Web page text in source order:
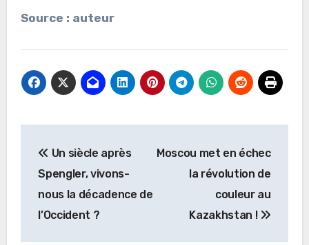
Source : auteur
de
l’article
Un siècle après
Spengler, vivons-
nous la décadence de
l’Occident ?
Moscou met en échec
la révolution de
couleur au
Kazakhstan !